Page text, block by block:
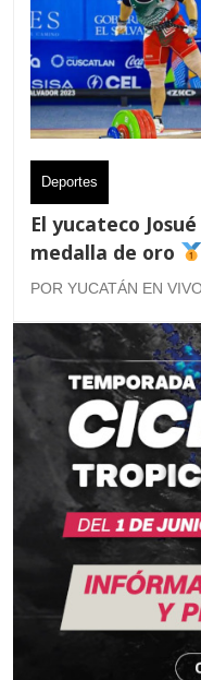
Deportes
El yucateco
medalla de oro
POR YUCATÁN EN